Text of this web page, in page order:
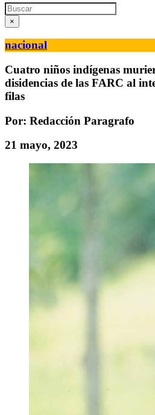
Search
×
nacional
Cuatro niños indígenas
disidencias de las FARC al
filas
Por: Redacción Paragrafo
21 mayo, 2023